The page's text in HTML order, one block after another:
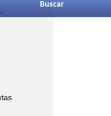
Buscar